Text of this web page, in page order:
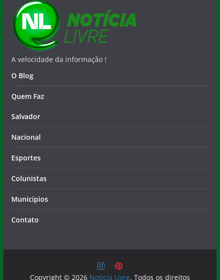
A velocidade da informação !
O Blog
Quem Faz
Salvador
Nacional
Esportes
Colunistas
Municípios
Contato
Copyright © 2026 Notícia Livre. Todos os direitos